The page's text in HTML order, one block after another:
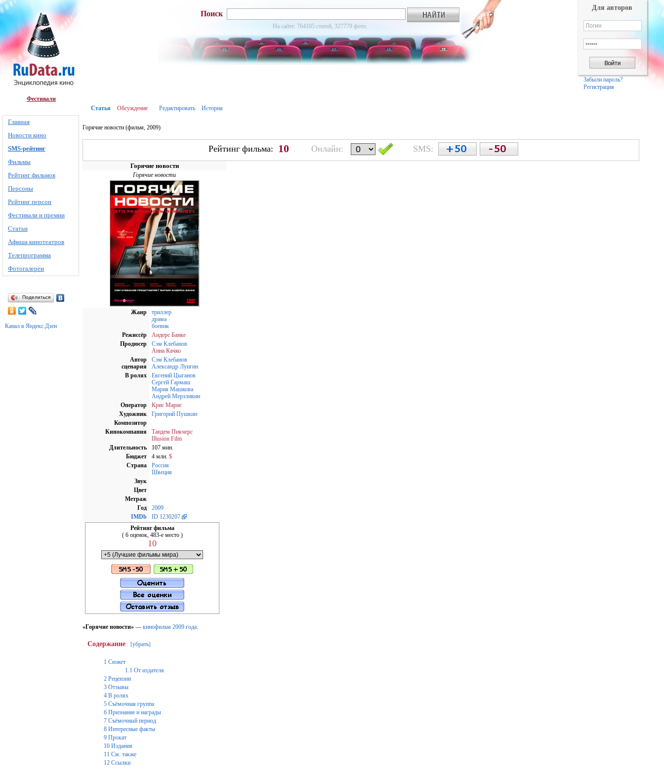
Фестивали
Главная
Новости кино
SMS-рейтинг
Фильмы
Рейтинг фильмов
Персоны
Рейтинг персон
Фестивали и премии
Статьи
Афиша кинотеатров
Телепрограмма
Фотогалереи
Поделиться
Канал в Яндекс.Дзен
Поиск
На сайте: 764105 статей, 327779 фото.
Для авторов
Забыли пароль?
Регистрация
Статья Обсуждение Редактировать История
Горячие новости (фильм, 2009)
Рейтинг фильма: 10 Онлайн: SMS:
Горячие новости
Горячие новости
Жанр
триллер
драма
боевик
Режиссёр
Андерс Банке
Продюсер
Сэм Клебанов
Анна Качко
Автор
сценария
Сэм Клебанов
Александр Лунгин
В ролях
Евгений Цыганов
Сергей Гармаш
Мария Машкова
Андрей Мерзликин
Оператор
Крис Марис
Художник
Григорий Пушкин
Композитор
Кинокомпания
Тандем Пикчерс
Illusion Film
Длительность
107 мин.
Бюджет
4 млн. $
Страна
Россия
Швеция
Звук
Цвет
Метраж
Год
2009
IMDb
ID 1230207
Рейтинг фильма
( 6 оценок, 483-е место )
10
«Горячие новости» — кинофильм 2009 года.
Содержание [убрать]
1 Сюжет
1.1 От издателя
2 Рецензии
3 Отзывы
4 В ролях
5 Съёмочная группа
6 Признание и награды
7 Съёмочный период
8 Интересные факты
9 Прокат
10 Издания
11 См. также
12 Ссылки